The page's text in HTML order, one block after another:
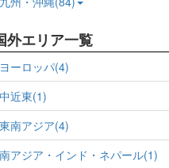
外エリア一覧
ヨーロッパ(4)
中近東(1)
東南アジア(4)
南アジア・インド・ネパール(1)